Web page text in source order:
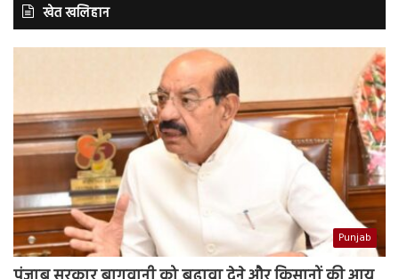
खेत खलिहान
Punjab